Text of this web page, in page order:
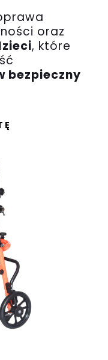
oraz
, które
bezpieczny